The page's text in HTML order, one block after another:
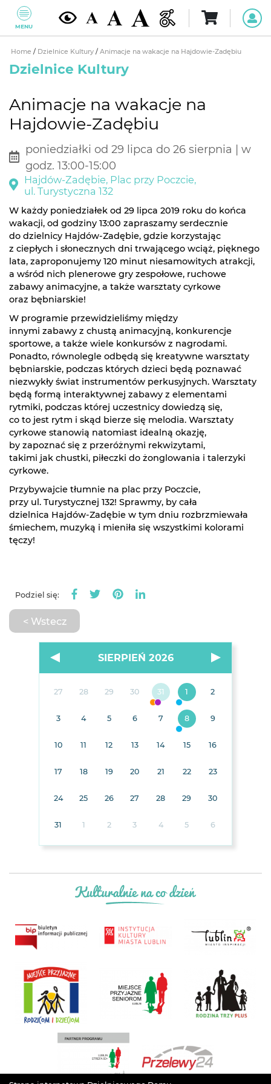
MENU
Home / Dzielnice Kultury / Animacje na wakacje na Hajdowie-Zadębiu
Dzielnice Kultury
Animacje na wakacje na
Hajdowie-Zadębiu
poniedziałki od 29 lipca do 26 sierpnia | w
godz. 13:00-15:00
Hajdów-Zadębie, Plac przy Poczcie,
ul. Turystyczna 132
W każdy poniedziałek od 29 lipca 2019 roku do końca
wakacji, od godziny 13:00 zapraszamy serdecznie
do dzielnicy Hajdów-Zadębie, gdzie korzystając
z ciepłych i słonecznych dni trwającego wciąż, pięknego
lata, zaproponujemy 120 minut niesamowitych atrakcji,
a wśród nich plenerowe gry zespołowe, ruchowe
zabawy animacyjne, a także warsztaty cyrkowe
oraz bębniarskie!
W programie przewidzieliśmy między
innymi zabawy z chustą animacyjną, konkurencje
sportowe, a także wiele konkursów z nagrodami.
Ponadto, równolegle odbędą się kreatywne warsztaty
bębniarskie, podczas których dzieci będą poznawać
niezwykły świat instrumentów perkusyjnych. Warsztaty
będą formą interaktywnej zabawy z elementami
rytmiki, podczas której uczestnicy dowiedzą się,
co to jest rytm i skąd bierze się melodia. Warsztaty
cyrkowe stanowią natomiast idealną okazję,
by zapoznać się z przeróżnymi rekwizytami,
takimi jak chustki, piłeczki do żonglowania i talerzyki
cyrkowe.
Przybywajcie tłumnie na plac przy Poczcie,
przy ul. Turystycznej 132! Sprawmy, by cała
dzielnica Hajdów-Zadębie w tym dniu rozbrzmiewała
śmiechem, muzyką i mieniła się wszystkimi kolorami
tęczy!
Podziel się:
< Wstecz
SIERPIEŃ 2026
27 28 29 30 31 1 2
3 4 5 6 7 8 9
10 11 12 13 14 15 16
17 18 19 20 21 22 23
24 25 26 27 28 29 30
31 1 2 3 4 5 6